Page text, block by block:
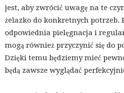
jest, aby zwrócić uwagę na te
żelazko do konkretnych potrzeb.
odpowiednia pielęgnacja i
mogą również przyczynić się do
Dzięki temu będziemy mieć
będą zawsze wyglądać